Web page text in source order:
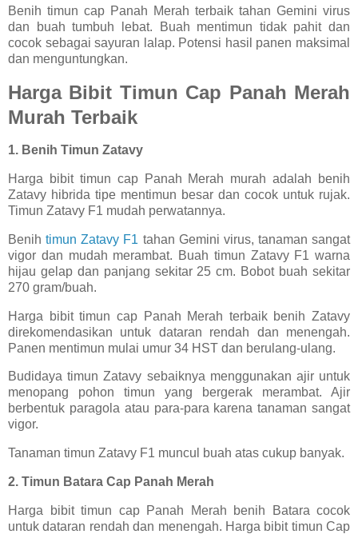
Benih timun cap Panah Merah terbaik tahan Gemini virus
dan buah tumbuh lebat. Buah mentimun tidak pahit dan
cocok sebagai sayuran lalap. Potensi hasil panen maksimal
dan menguntungkan.
Harga Bibit Timun Cap Panah Merah
Murah Terbaik
1. Benih Timun Zatavy
Harga bibit timun cap Panah Merah murah adalah benih
Zatavy hibrida tipe mentimun besar dan cocok untuk rujak.
Timun Zatavy F1 mudah perwatannya.
Benihtimun Zatavy F1 tahan Gemini virus, tanaman sangat
vigor dan mudah merambat. Buah timun Zatavy F1 warna
hijau gelap dan panjang sekitar 25 cm. Bobot buah sekitar
270 gram/buah.
Harga bibit timun cap Panah Merah terbaik benih Zatavy
direkomendasikan untuk dataran rendah dan menengah.
Panen mentimun mulai umur 34 HST dan berulang-ulang.
Budidaya timun Zatavy sebaiknya menggunakan ajir untuk
menopang pohon timun yang bergerak merambat. Ajir
berbentuk paragola atau para-para karena tanaman sangat
vigor.
Tanaman timun Zatavy F1 muncul buah atas cukup banyak.
2. Timun Batara Cap Panah Merah
Harga bibit timun cap Panah Merah benih Batara cocok
untuk dataran rendah dan menengah. Harga bibit timun Cap